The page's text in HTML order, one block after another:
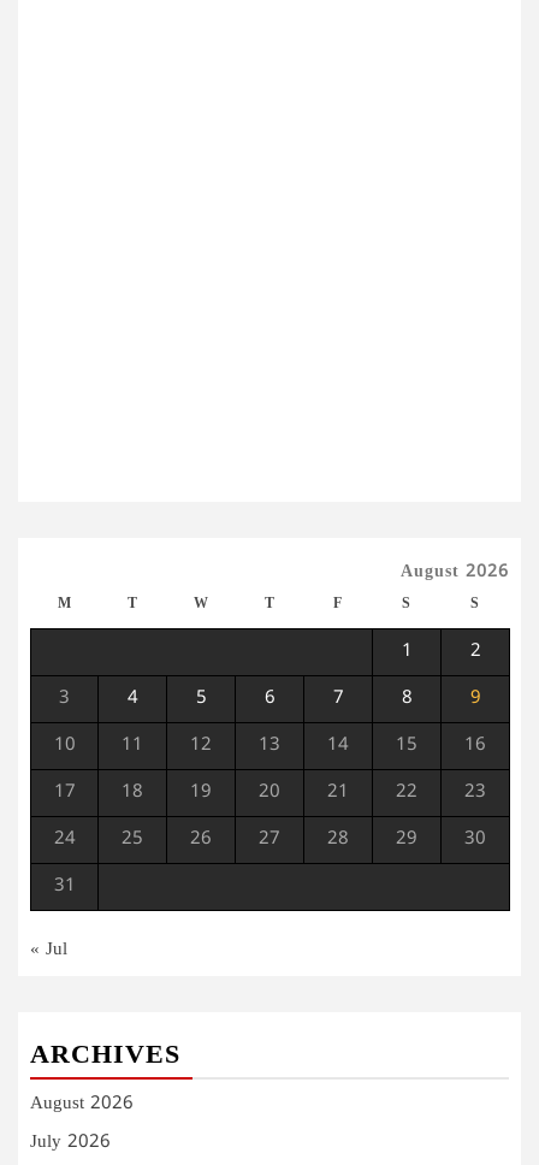
August 2026
M T W T F S S
1 2
3 4 5 6 7 8 9
10 11 12 13 14 15 16
17 18 19 20 21 22 23
24 25 26 27 28 29 30
31
« Jul
ARCHIVES
August 2026
July 2026